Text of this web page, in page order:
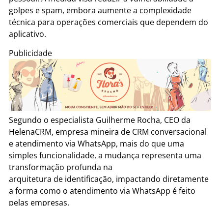
golpes e spam, embora aumente a complexidade
técnica para operações comerciais que dependem do
aplicativo.
Publicidade
Segundo o especialista Guilherme Rocha, CEO da
HelenaCRM, empresa mineira de CRM conversacional
e atendimento via WhatsApp, mais do que uma
simples funcionalidade, a mudança representa uma
transformação profunda na
arquitetura de identificação, impactando diretamente
a forma como o atendimento via WhatsApp é feito
pelas empresas.